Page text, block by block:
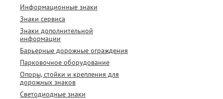
Информационные знаки
Знаки сервиса
Знаки дополнительной
информации
Барьерные дорожные ограждения
Парковочное оборудование
Опоры, стойки и крепления для
дорожных знаков
Светодиодные знаки